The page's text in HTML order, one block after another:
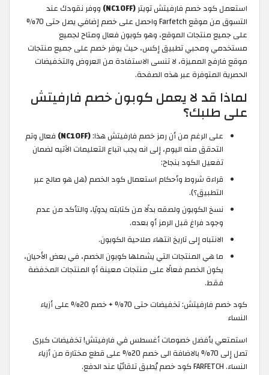
استعمل كود خصم فارفيتش تويتر(NC10FF)
ووفر نقودك عند
التسوق من موقع Farfetch واحصل على خصم إضافي يصل حتى 70%
على جميع منتجات الموقع، وهو كوبون فعال ومتاح لجميع
مستخدمي ومحبي تطبيق إكس، حيث يوفر خصم على جميع منتجات
موقع فارفج المميزة، لا تنسى الاستفادة من العروض والتخفيضات
الحصرية المتوفرة عبر هذه الصفحة.
لماذا قد لا يعمل كوبون خصم فارفيتش
على طلبك؟
على الرغم من أن رمز خصم فارفيتش هذا:(NC10FF)
فعال وتم
التحقق منه اليوم، إلى انه يجب اتباع التعليمات الآتيه لضمان
تفعيل الكود بنجاح:
قراءة شروط وأحكام استعمال كود الخصم (هل هو صالح عبر
التطبيق؟).
نسخ الكوبون ولصقه بدلًا من كتابته يدويًا، والتأكد من عدم
وجود فراغ قبل الرمز أو بعده.
الانتباه إلى تاريخ انتهاء صلاحية الكوبون.
ما هي المنتجات التي يشملها كوبون الخصم، في بعض الأحيان،
يكون الخصم فعالًا على منتجات معينة أو المنتجات المخفضة
فقط.
كود خصم فارفيتش: تخفيضات حتى 70% + خصم 20% على أزياء
النساء
استمتعي بأفضل خصومات أغسطس في فارفيتش! تخفيضات كبرى
تصل إلى 70% بالاضافة الى خصم 20% على قطع مختارة من أزياء
النساء. FARFETCH كود خصم يُطبق تلقائيًا عند الدفع.